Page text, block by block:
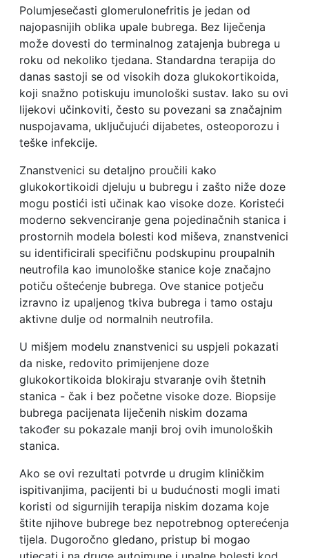
Polumjesečasti glomerulonefritis je jedan od
najopasnijih oblika upale bubrega. Bez liječenja
može dovesti do terminalnog zatajenja bubrega u
roku od nekoliko tjedana. Standardna terapija do
danas sastoji se od visokih doza glukokortikoida,
koji snažno potiskuju imunološki sustav. Iako su ovi
lijekovi učinkoviti, često su povezani sa značajnim
nuspojavama, uključujući dijabetes, osteoporozu i
teške infekcije.
Znanstvenici su detaljno proučili kako
glukokortikoidi djeluju u bubregu i zašto niže doze
mogu postići isti učinak kao visoke doze. Koristeći
moderno sekvenciranje gena pojedinačnih stanica i
prostornih modela bolesti kod miševa, znanstvenici
su identificirali specifičnu podskupinu proupalnih
neutrofila kao imunološke stanice koje značajno
potiču oštećenje bubrega. Ove stanice potječu
izravno iz upaljenog tkiva bubrega i tamo ostaju
aktivne dulje od normalnih neutrofila.
U mišjem modelu znanstvenici su uspjeli pokazati
da niske, redovito primijenjene doze
glukokortikoida blokiraju stvaranje ovih štetnih
stanica - čak i bez početne visoke doze. Biopsije
bubrega pacijenata liječenih niskim dozama
također su pokazale manji broj ovih imunoloških
stanica.
Ako se ovi rezultati potvrde u drugim kliničkim
ispitivanjima, pacijenti bi u budućnosti mogli imati
koristi od sigurnijih terapija niskim dozama koje
štite njihove bubrege bez nepotrebnog opterećenja
tijela. Dugoročno gledano, pristup bi mogao